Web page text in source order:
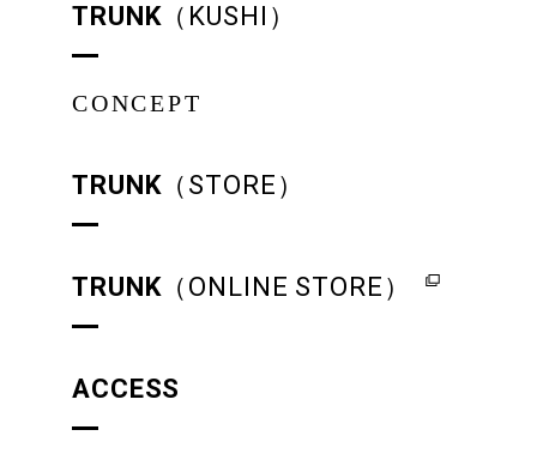
TRUNK（KUSHI）
CONCEPT
TRUNK（STORE）
TRUNK（ONLINE STORE）
ACCESS